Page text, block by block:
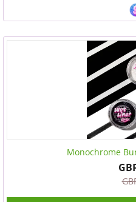
Monochrome